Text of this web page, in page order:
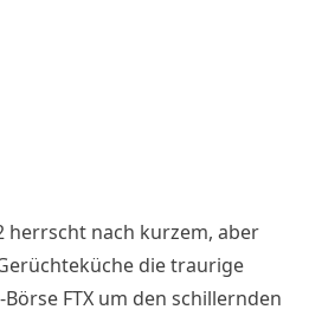
herrscht nach kurzem, aber
die traurige
FTX um den schillernden